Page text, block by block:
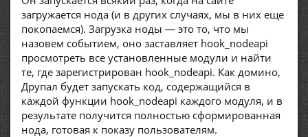
загружается нода (и в других случаях, мы в них еще
покопаемся). Загрузка ноды — это то, что мы
назовем событием, оно заставляет hook_nodeapi
просмотреть все установленные модули и найти
те, где зарегистрирован hook_nodeapi. Как домино,
Друпал будет запускать код, содержащийся в
каждой функции hook_nodeapi каждого модуля, и в
результате получится полностью сформированная
нода, готовая к показу пользователям.